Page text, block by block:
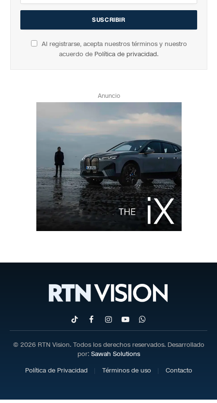
Al registrarse, acepta nuestros términos y nuestro
acuerdo de Política de privacidad.
Anuncio
TikTokFacebookInstagram
YouTubeWhatsApp
© 2026 RTN Vision. Todos los derechos reservados. Desarrollado
por: Sawah Solutions
Política de Privacidad
Términos de uso Contacto